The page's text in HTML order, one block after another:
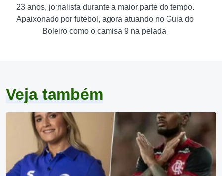
23 anos, jornalista durante a maior parte do tempo.
Apaixonado por futebol, agora atuando no Guia do
Boleiro como o camisa 9 na pelada.
Veja também